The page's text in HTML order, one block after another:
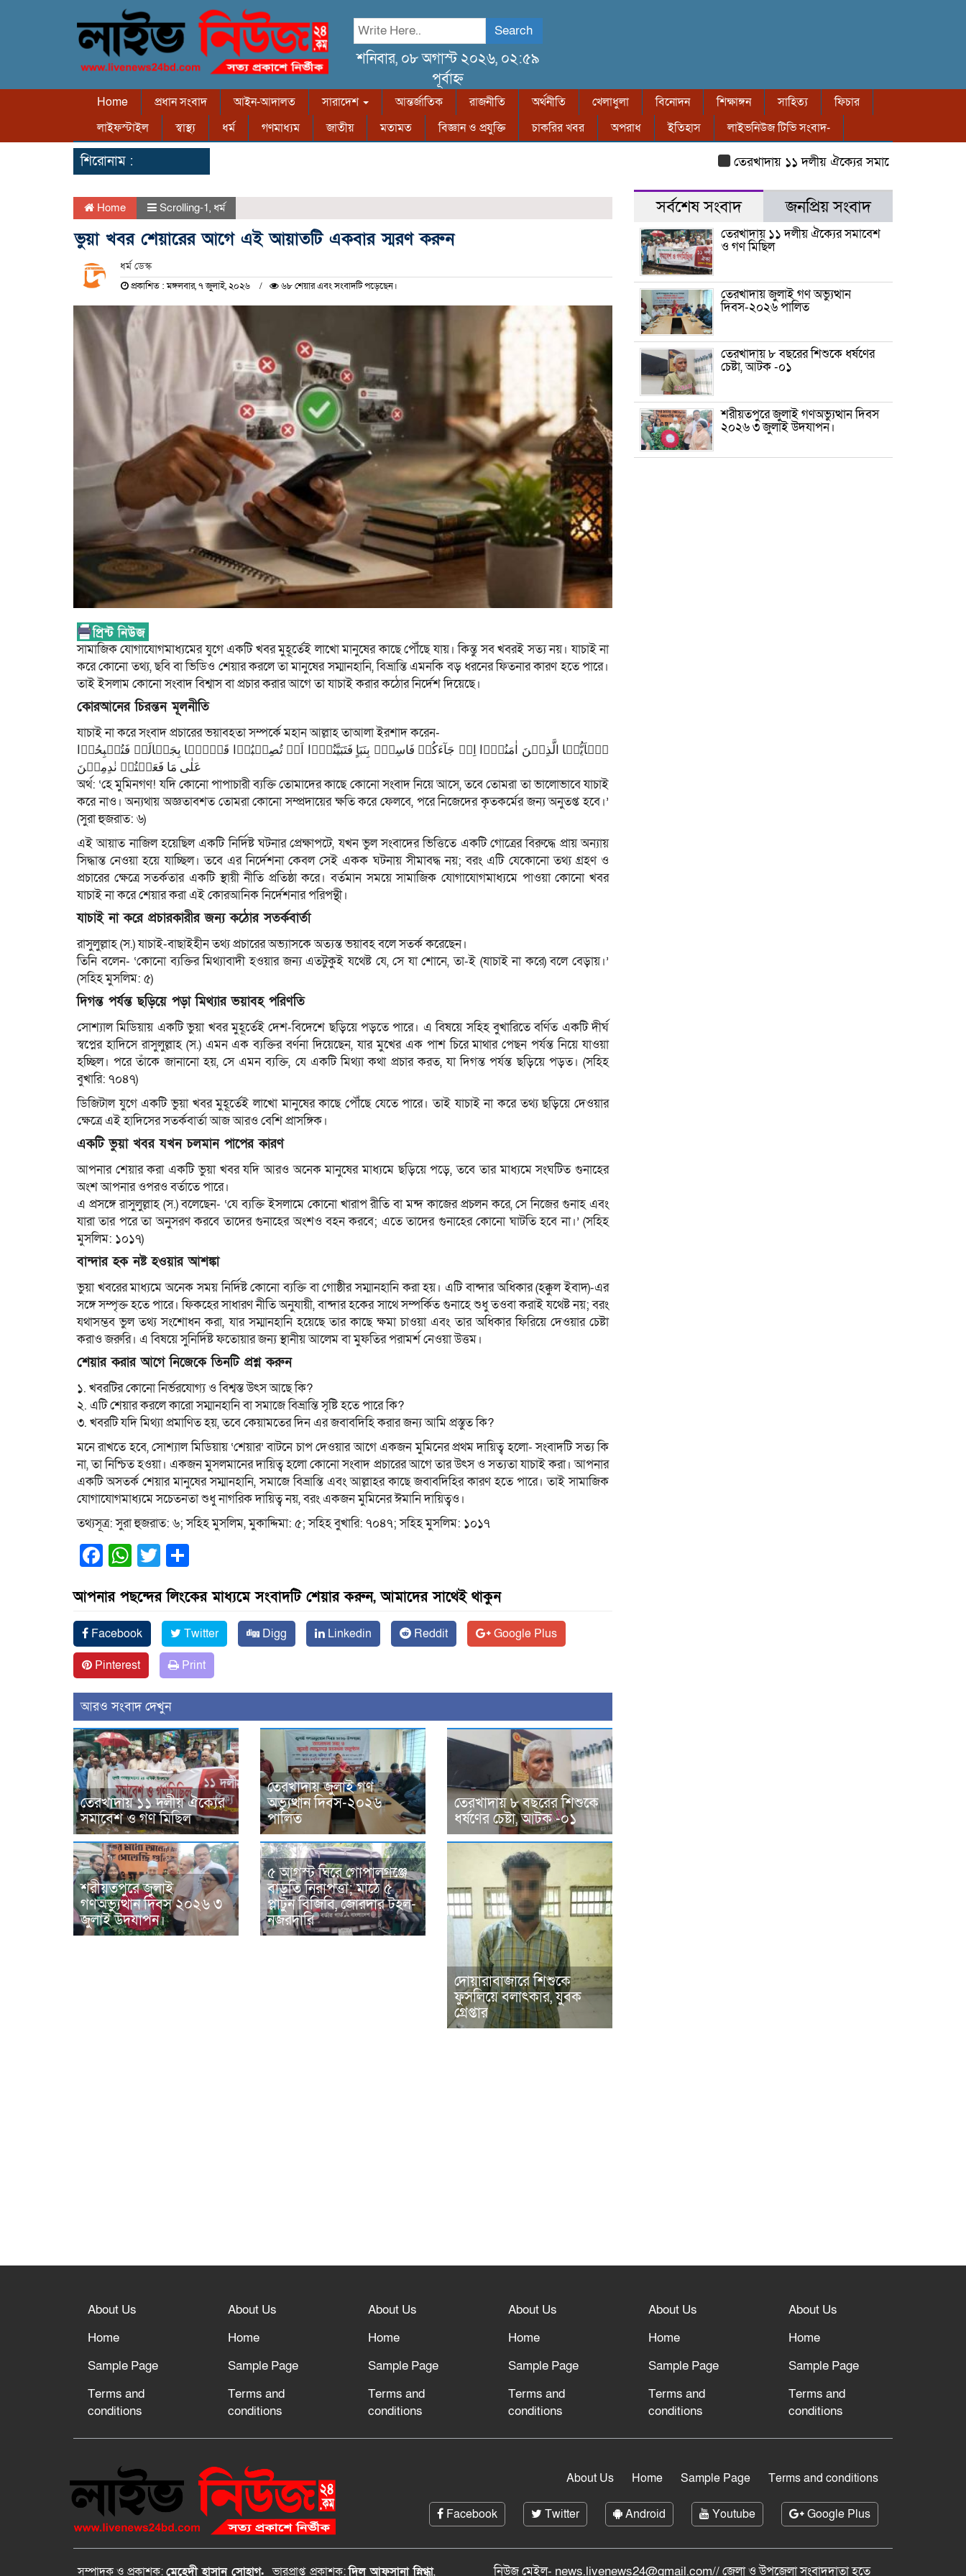
Search
শনিবার, ০৮ অগাস্ট ২০২৬, ০২:৫৯
পূর্বাহ্ন
Home প্রধান সংবাদ আইন-আদালত সারাদেশ আন্তর্জাতিক রাজনীতি অর্থনীতি খেলাধুলা বিনোদন শিক্ষাঙ্গন সাহিত্য
ফিচার
লাইফস্টাইল
স্বাস্থ্য ধর্ম গণমাধ্যম জাতীয় মতামত বিজ্ঞান ও প্রযুক্তি চাকরির খবর অপরাধ ইতিহাস লাইভনিউজ টিভি সংবাদ-
শিরোনাম : তেরখাদায় ১১ দলীয় ঐক্যের সমাবেশ ও গণ মিছিল
Home Scrolling-1, ধর্ম
ভুয়া খবর শেয়ারের আগে এই আয়াতটি একবার স্মরণ করুন
ধর্ম ডেস্ক
প্রকাশিত : মঙ্গলবার, ৭ জুলাই, ২০২৬ ৬৮ শেয়ার এবং সংবাদটি পড়েছেন।
সামাজিক যোগাযোগমাধ্যমের যুগে একটি খবর মুহূর্তেই লাখো মানুষের কাছে পৌঁছে যায়। কিন্তু সব খবরই সত্য নয়। যাচাই না
করে কোনো তথ্য, ছবি বা ভিডিও শেয়ার করলে তা মানুষের সম্মানহানি, বিভ্রান্তি এমনকি বড় ধরনের ফিতনার কারণ হতে পারে।
তাই ইসলাম কোনো সংবাদ বিশ্বাস বা প্রচার করার আগে তা যাচাই করার কঠোর নির্দেশ দিয়েছে।
কোরআনের চিরন্তন মূলনীতি
যাচাই না করে সংবাদ প্রচারের ভয়াবহতা সম্পর্কে মহান আল্লাহ তাআলা ইরশাদ করেন-
یٰۤاَیُّہَا الَّذِیۡنَ اٰمَنُوۡۤا اِنۡ جَآءَکُمۡ فَاسِقٌۢ بِنَبَاٍ فَتَبَیَّنُوۡۤا اَنۡ تُصِیۡبُوۡا قَوۡمًۢا بِجَہَالَۃٍ فَتُصۡبِحُوۡا
عَلٰی مَا فَعَلۡتُمۡ نٰدِمِیۡنَ
অর্থ: ‘হে মুমিনগণ! যদি কোনো পাপাচারী ব্যক্তি তোমাদের কাছে কোনো সংবাদ নিয়ে আসে, তবে তোমরা তা ভালোভাবে যাচাই
করে নাও। অন্যথায় অজ্ঞতাবশত তোমরা কোনো সম্প্রদায়ের ক্ষতি করে ফেলবে, পরে নিজেদের কৃতকর্মের জন্য অনুতপ্ত হবে।’
(সুরা হুজরাত: ৬)
এই আয়াত নাজিল হয়েছিল একটি নির্দিষ্ট ঘটনার প্রেক্ষাপটে, যখন ভুল সংবাদের ভিত্তিতে একটি গোত্রের বিরুদ্ধে প্রায় অন্যায়
সিদ্ধান্ত নেওয়া হয়ে যাচ্ছিল। তবে এর নির্দেশনা কেবল সেই একক ঘটনায় সীমাবদ্ধ নয়; বরং এটি যেকোনো তথ্য গ্রহণ ও
প্রচারের ক্ষেত্রে সতর্কতার একটি স্থায়ী নীতি প্রতিষ্ঠা করে। বর্তমান সময়ে সামাজিক যোগাযোগমাধ্যমে পাওয়া কোনো খবর
যাচাই না করে শেয়ার করা এই কোরআনিক নির্দেশনার পরিপন্থী।
যাচাই না করে প্রচারকারীর জন্য কঠোর সতর্কবার্তা
রাসুলুল্লাহ (স.) যাচাই-বাছাইহীন তথ্য প্রচারের অভ্যাসকে অত্যন্ত ভয়াবহ বলে সতর্ক করেছেন।
তিনি বলেন- ‘কোনো ব্যক্তির মিথ্যাবাদী হওয়ার জন্য এতটুকুই যথেষ্ট যে, সে যা শোনে, তা-ই (যাচাই না করে) বলে বেড়ায়।’
(সহিহ মুসলিম: ৫)
দিগন্ত পর্যন্ত ছড়িয়ে পড়া মিথ্যার ভয়াবহ পরিণতি
সোশ্যাল মিডিয়ায় একটি ভুয়া খবর মুহূর্তেই দেশ-বিদেশে ছড়িয়ে পড়তে পারে। এ বিষয়ে সহিহ বুখারিতে বর্ণিত একটি দীর্ঘ
স্বপ্নের হাদিসে রাসুলুল্লাহ (স.) এমন এক ব্যক্তির বর্ণনা দিয়েছেন, যার মুখের এক পাশ চিরে মাথার পেছন পর্যন্ত নিয়ে যাওয়া
হচ্ছিল। পরে তাঁকে জানানো হয়, সে এমন ব্যক্তি, যে একটি মিথ্যা কথা প্রচার করত, যা দিগন্ত পর্যন্ত ছড়িয়ে পড়ত। (সহিহ
বুখারি: ৭০৪৭)
ডিজিটাল যুগে একটি ভুয়া খবর মুহূর্তেই লাখো মানুষের কাছে পৌঁছে যেতে পারে। তাই যাচাই না করে তথ্য ছড়িয়ে দেওয়ার
ক্ষেত্রে এই হাদিসের সতর্কবার্তা আজ আরও বেশি প্রাসঙ্গিক।
একটি ভুয়া খবর যখন চলমান পাপের কারণ
আপনার শেয়ার করা একটি ভুয়া খবর যদি আরও অনেক মানুষের মাধ্যমে ছড়িয়ে পড়ে, তবে তার মাধ্যমে সংঘটিত গুনাহের
অংশ আপনার ওপরও বর্তাতে পারে।
এ প্রসঙ্গে রাসুলুল্লাহ (স.) বলেছেন- ‘যে ব্যক্তি ইসলামে কোনো খারাপ রীতি বা মন্দ কাজের প্রচলন করে, সে নিজের গুনাহ এবং
যারা তার পরে তা অনুসরণ করবে তাদের গুনাহের অংশও বহন করবে; এতে তাদের গুনাহের কোনো ঘাটতি হবে না।’ (সহিহ
মুসলিম: ১০১৭)
বান্দার হক নষ্ট হওয়ার আশঙ্কা
ভুয়া খবরের মাধ্যমে অনেক সময় নির্দিষ্ট কোনো ব্যক্তি বা গোষ্ঠীর সম্মানহানি করা হয়। এটি বান্দার অধিকার (হক্কুল ইবাদ)-এর
সঙ্গে সম্পৃক্ত হতে পারে। ফিকহের সাধারণ নীতি অনুযায়ী, বান্দার হকের সাথে সম্পর্কিত গুনাহে শুধু তওবা করাই যথেষ্ট নয়; বরং
যথাসম্ভব ভুল তথ্য সংশোধন করা, যার সম্মানহানি হয়েছে তার কাছে ক্ষমা চাওয়া এবং তার অধিকার ফিরিয়ে দেওয়ার চেষ্টা
করাও জরুরি। এ বিষয়ে সুনির্দিষ্ট ফতোয়ার জন্য স্থানীয় আলেম বা মুফতির পরামর্শ নেওয়া উত্তম।
শেয়ার করার আগে নিজেকে তিনটি প্রশ্ন করুন
১. খবরটির কোনো নির্ভরযোগ্য ও বিশ্বস্ত উৎস আছে কি?
২. এটি শেয়ার করলে কারো সম্মানহানি বা সমাজে বিভ্রান্তি সৃষ্টি হতে পারে কি?
৩. খবরটি যদি মিথ্যা প্রমাণিত হয়, তবে কেয়ামতের দিন এর জবাবদিহি করার জন্য আমি প্রস্তুত কি?
মনে রাখতে হবে, সোশ্যাল মিডিয়ায় ‘শেয়ার’ বাটনে চাপ দেওয়ার আগে একজন মুমিনের প্রথম দায়িত্ব হলো- সংবাদটি সত্য কি
না, তা নিশ্চিত হওয়া। একজন মুসলমানের দায়িত্ব হলো কোনো সংবাদ প্রচারের আগে তার উৎস ও সত্যতা যাচাই করা। আপনার
একটি অসতর্ক শেয়ার মানুষের সম্মানহানি, সমাজে বিভ্রান্তি এবং আল্লাহর কাছে জবাবদিহির কারণ হতে পারে। তাই সামাজিক
যোগাযোগমাধ্যমে সচেতনতা শুধু নাগরিক দায়িত্ব নয়, বরং একজন মুমিনের ঈমানি দায়িত্বও।
তথ্যসূত্র: সুরা হুজরাত: ৬; সহিহ মুসলিম, মুকাদ্দিমা: ৫; সহিহ বুখারি: ৭০৪৭; সহিহ মুসলিম: ১০১৭
Facebook
WhatsApp
Twitter
আপনার পছন্দের লিংকের মাধ্যমে সংবাদটি শেয়ার করুন, আমাদের সাথেই থাকুন
Facebook Twitter Digg Linkedin Reddit
Google Plus
Pinterest
Print
আরও সংবাদ দেখুন
তেরখাদায় ১১ দলীয় ঐক্যের
সমাবেশ ও গণ মিছিল
তেরখাদায় জুলাই গণ
অভ্যুত্থান দিবস-২০২৬
পালিত
তেরখাদায় ৮ বছরের শিশুকে
ধর্ষণের চেষ্টা, আটক -০১
শরীয়তপুরে জুলাই
গণঅভ্যুত্থান দিবস ২০২৬ ৩
জুলাই উদযাপন।
৫ আগস্ট ঘিরে গোপালগঞ্জে
বাড়তি নিরাপত্তা; মাঠে ৫
প্লাটুন বিজিবি, জোরদার টহল-
নজরদারি
দোয়ারাবাজারে শিশুকে
ফুসলিয়ে বলাৎকার, যুবক
গ্রেপ্তার
সর্বশেষ সংবাদ জনপ্রিয় সংবাদ
তেরখাদায় ১১ দলীয় ঐক্যের সমাবেশ
ও গণ মিছিল
তেরখাদায় জুলাই গণ অভ্যুত্থান
দিবস-২০২৬ পালিত
তেরখাদায় ৮ বছরের শিশুকে ধর্ষণের
চেষ্টা, আটক -০১
শরীয়তপুরে জুলাই গণঅভ্যুত্থান দিবস
২০২৬ ৩ জুলাই উদযাপন।
About Us
Home
Sample Page
Terms and
conditions
About Us
Home
Sample Page
Terms and
conditions
About Us
Home
Sample Page
Terms and
conditions
About Us
Home
Sample Page
Terms and
conditions
About Us
Home
Sample Page
Terms and
conditions
About Us
Home
Sample Page
Terms and
conditions
About Us Home Sample Page Terms and conditions
Facebook Twitter Android Youtube Google Plus
সম্পাদক ও প্রকাশক:মেহেদী হাসান সোহাগ.ভারপ্রাপ্ত প্রকাশক:দিল আফসানা স্নিগ্ধা, নিউজ মেইল- news.livenews24@gmail.com// জেলা ও ‍উপজেলা সংবাদদাতা হতে